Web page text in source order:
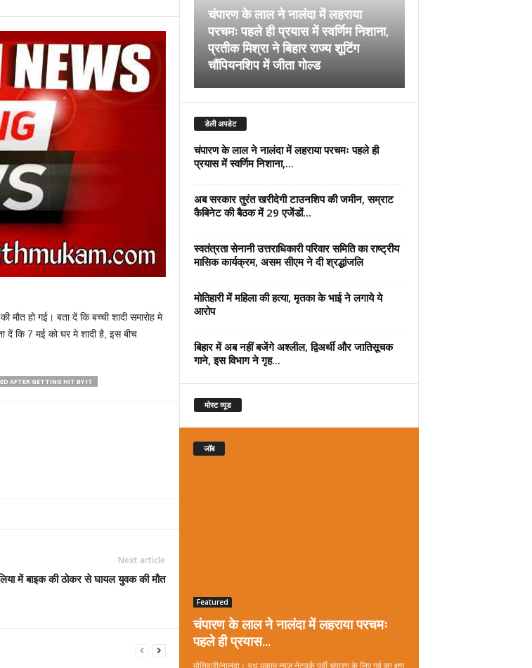
मौत हो गई। बता दें कि बच्ची शादी समारोह मे
दें कि 7 मई को घर मे शादी है, इस बीच
AFTER GETTING HIT BY IT
Next article
में बाइक की ठोकर से घायल युवक की मौत
चंपारण के लाल ने नालंदा में लहराया
परचमः पहले ही प्रयास में स्वर्णिम निशाना,
प्रतीक मिश्रा ने बिहार राज्य शूटिंग
चौंपियनशिप में जीता गोल्ड
डेली अपडेट
चंपारण के लाल ने नालंदा में लहराया परचमः पहले ही
प्रयास में स्वर्णिम निशाना,...
अब सरकार तुरंत खरीदेगी टाउनशिप की जमीन, सम्राट
कैबिनेट की बैठक में 29 एजेंडों...
स्वतंत्रता सेनानी उत्तराधिकारी परिवार समिति का राष्ट्रीय
मासिक कार्यक्रम, असम सीएम ने दी श्रद्धांजलि
मोतिहारी में महिला की हत्या, मृतका के भाई ने लगाये ये
आरोप
बिहार में अब नहीं बजेंगे अश्लील, द्विअर्थी और जातिसूचक
गाने, इस विभाग ने गृह...
मोस्ट व्यूड
जॉब
Featured
चंपारण के लाल ने नालंदा में लहराया परचमः
पहले ही प्रयास...
मोतिहारी/नालंदा। यूथ मुकाम न्यूज नेटवर्क पूर्वी चंपारण के लिए गर्व का क्षण